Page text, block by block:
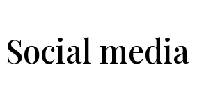
Social media